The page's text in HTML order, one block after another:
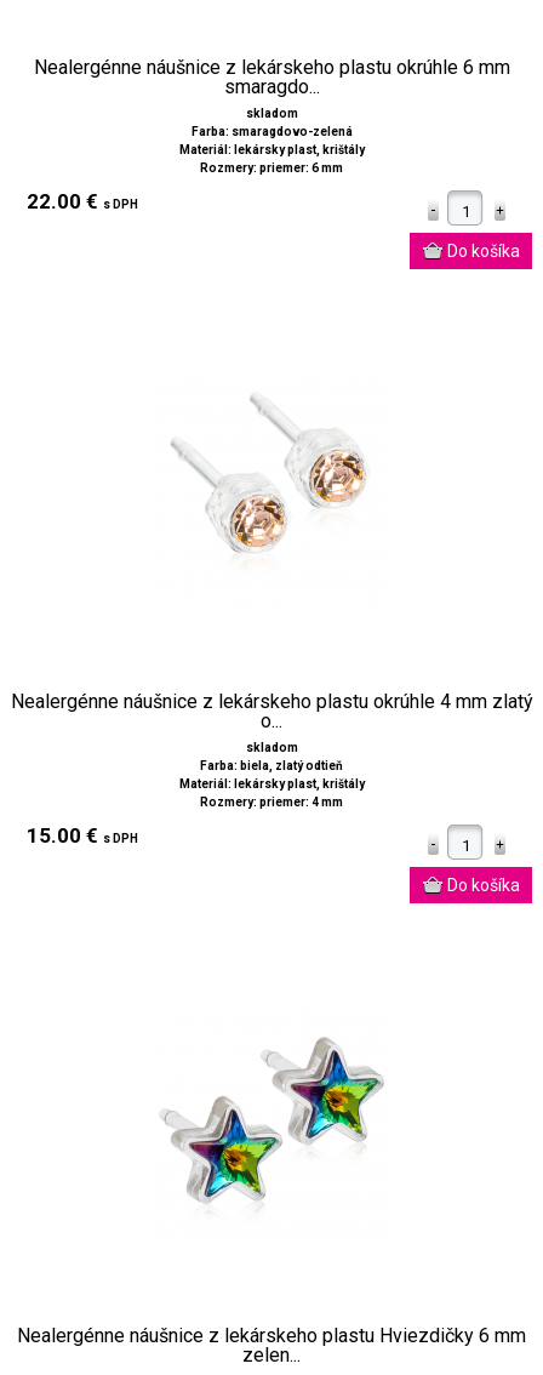
Nealergénne náušnice z lekárskeho plastu okrúhle 6 mm
smaragdo...
skladom
Farba: smaragdovo-zelená
Materiál: lekársky plast, krištály
Rozmery: priemer: 6 mm
22.00 € s DPH
Nealergénne náušnice z lekárskeho plastu okrúhle 4 mm zlatý
o...
skladom
Farba: biela, zlatý odtieň
Materiál: lekársky plast, krištály
Rozmery: priemer: 4 mm
15.00 € s DPH
Nealergénne náušnice z lekárskeho plastu Hviezdičky 6 mm
zelen...